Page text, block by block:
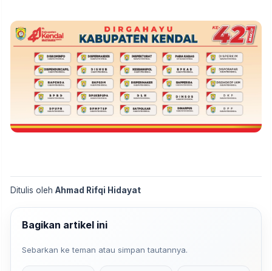
Ditulis oleh Ahmad Rifqi Hidayat
Bagikan artikel ini
Sebarkan ke teman atau simpan tautannya.